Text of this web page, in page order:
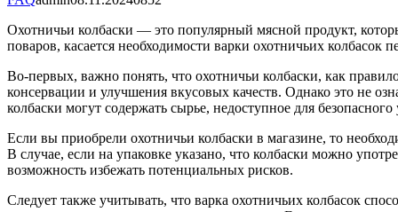
Охотничьи колбаски — это популярный мясной продукт,
поваров, касается необходимости варки охотничьих колбасок
Во-первых, важно понять, что охотничьи колбаски, как
консервации и улучшения вкусовых качеств. Однако это не
колбаски могут содержать сырье, недоступное для
Если вы приобрели охотничьи колбаски в магазине, то
В случае, если на упаковке указано, что колбаски можно
возможность избежать потенциальных рисков.
Следует также учитывать, что варка охотничьих колбасок